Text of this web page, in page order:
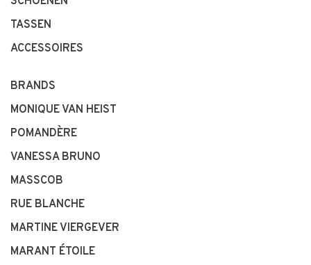
TASSEN
ACCESSOIRES
BRANDS
MONIQUE VAN HEIST
POMANDÈRE
VANESSA BRUNO
MASSCOB
RUE BLANCHE
MARTINE VIERGEVER
MARANT ÉTOILE